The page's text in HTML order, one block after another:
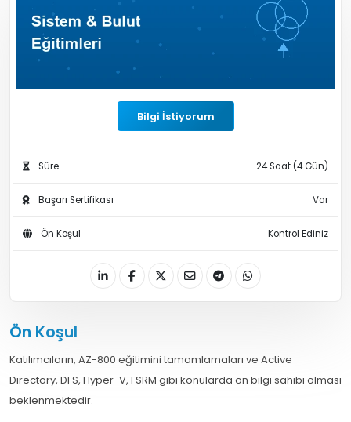
Bilgi İstiyorum
Süre 24 Saat (4 Gün)
Başarı Sertifikası Var
Ön Koşul Kontrol Ediniz
Ön Koşul
Katılımcıların, AZ-800 eğitimini tamamlamaları ve Active
Directory, DFS, Hyper-V, FSRM gibi konularda ön bilgi sahibi olması
beklenmektedir.